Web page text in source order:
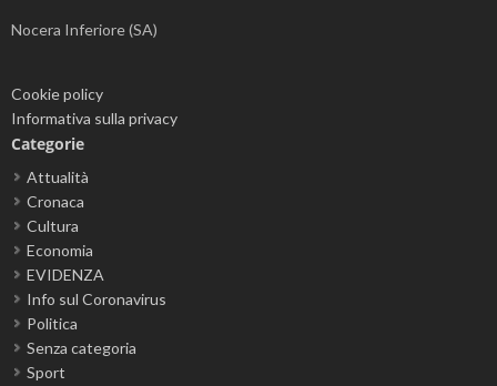
Nocera Inferiore (SA)
Cookie policy
Informativa sulla privacy
Categorie
Attualità
Cronaca
Cultura
Economia
EVIDENZA
Info sul Coronavirus
Politica
Senza categoria
Sport